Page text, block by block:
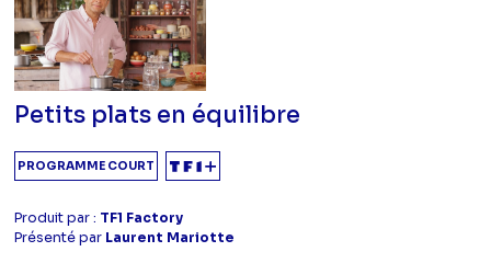
Petits plats en équilibre
PROGRAMME COURT
Produit par : TF1 Factory
Présenté par Laurent Mariotte